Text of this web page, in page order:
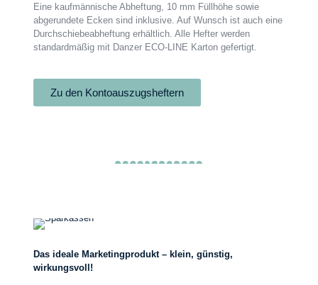
Eine kaufmännische Abheftung, 10 mm Füllhöhe sowie
abgerundete Ecken sind inklusive. Auf Wunsch ist auch eine
Durchschiebeabheftung erhältlich. Alle Hefter werden
standardmäßig mit Danzer ECO-LINE Karton gefertigt.
Zu den Kontoauszugsheftern
Hüllen
Das ideale Marketingprodukt – klein, günstig,
wirkungsvoll!